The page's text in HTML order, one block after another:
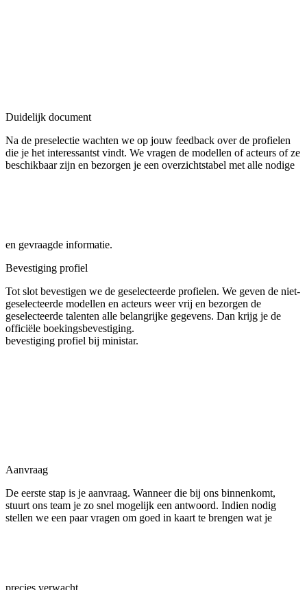
Duidelijk document
Na de preselectie wachten we op jouw feedback over de profielen
die je het interessantst vindt. We vragen de modellen of acteurs of ze
beschikbaar zijn en bezorgen je een overzichtstabel met alle nodige
en gevraagde informatie.
Bevestiging profiel
Tot slot bevestigen we de geselecteerde profielen. We geven de niet-
geselecteerde modellen en acteurs weer vrij en bezorgen de
geselecteerde talenten alle belangrijke gegevens. Dan krijg je de
officiële boekingsbevestiging.
bevestiging profiel bij ministar.
Aanvraag
De eerste stap is je aanvraag. Wanneer die bij ons binnenkomt,
stuurt ons team je zo snel mogelijk een antwoord. Indien nodig
stellen we een paar vragen om goed in kaart te brengen wat je
precies verwacht.